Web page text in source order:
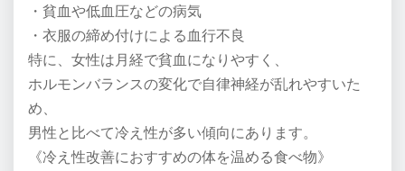
・貧血や低血圧などの病気
・衣服の締め付けによる血行不良
特に、女性は月経で貧血になりやすく、
ホルモンバランスの変化で自律神経が乱れやすいた
め、
男性と比べて冷え性が多い傾向にあります。
《冷え性改善におすすめの体を温める食べ物》